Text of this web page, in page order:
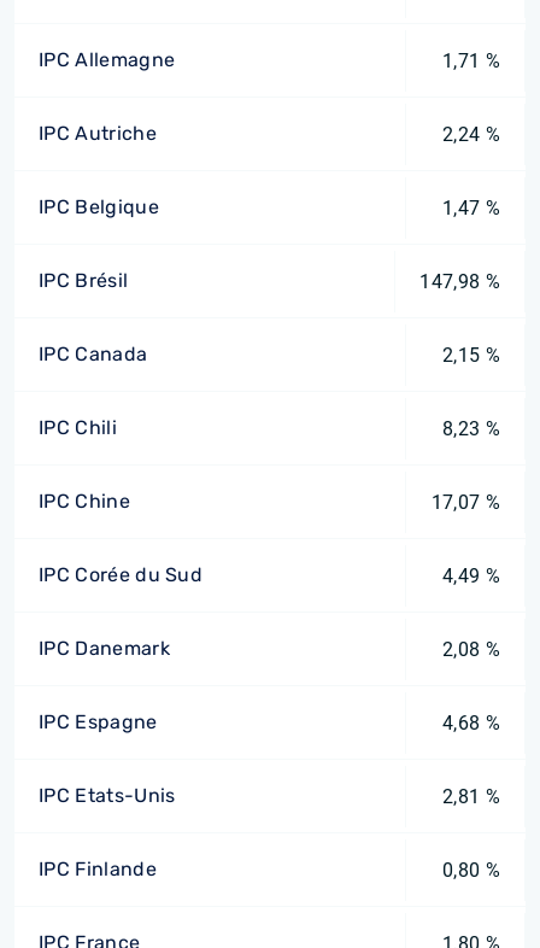
IPC Allemagne 1,71 %
IPC Autriche 2,24 %
IPC Belgique 1,47 %
IPC Brésil 147,98 %
IPC Canada 2,15 %
IPC Chili 8,23 %
IPC Chine 17,07 %
IPC Corée du Sud 4,49 %
IPC Danemark 2,08 %
IPC Espagne 4,68 %
IPC Etats-Unis 2,81 %
IPC Finlande 0,80 %
IPC France 1,80 %